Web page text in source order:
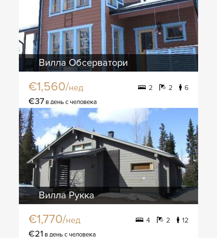
Вилла Обсерватори
€1,560/нед 2 2 6
€37 в день с человека
Вилла Рукка
€1,770/нед 4 2 12
€21 в день с человека